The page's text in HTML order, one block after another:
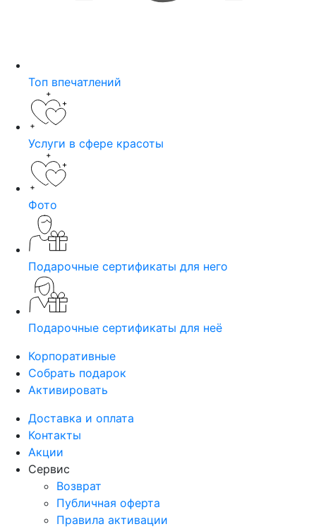
Топ впечатлений
Услуги в сфере красоты
Фото
Подарочные сертификаты для него
Подарочные сертификаты для неё
Корпоративные
Собрать подарок
Активировать
Доставка и оплата
Контакты
Акции
Сервис
Возврат
Публичная оферта
Правила активации